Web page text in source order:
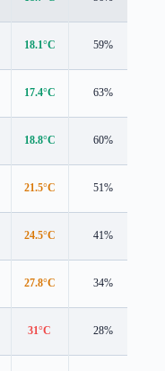
18.1°C 59%
17.4°C 63%
18.8°C 60%
21.5°C 51%
24.5°C 41%
27.8°C 34%
31°C 28%